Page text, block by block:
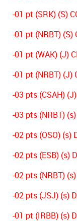
-01 pt (SRK) (S)
-01 pt (NRBT) (S)
-01 pt (WAK) (J)
-01 pt (NRBT) (J)
-03 pts (CSAH)
-03 pts (NRBT) (s)
-02 pts (OSO) (s)
-02 pts (ESB) (s)
-02 pts (NRBT) (s)
-02 pts (JSJ) (s)
-01 pt (IRBB) (s)